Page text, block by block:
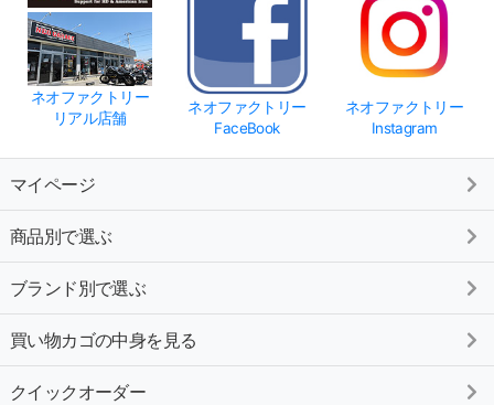
ネオファクトリー
リアル店舗
ネオファクトリー
FaceBook
ネオファクトリー
Instagram
マイページ
商品別で選ぶ
ブランド別で選ぶ
買い物カゴの中身を見る
クイックオーダー